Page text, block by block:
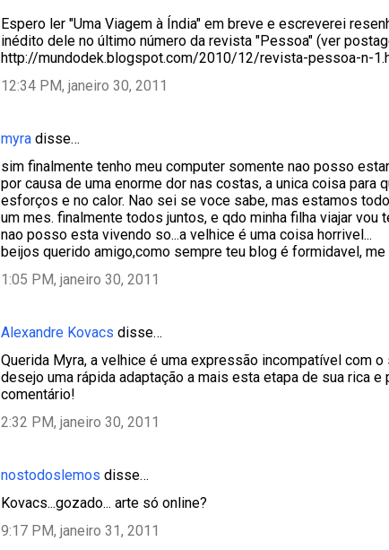
Espero ler "Uma Viagem à Índia" em breve e escreverei
inédito dele no último número da revista "Pessoa" (ver
http://mundodek.blogspot.com/2010/12/revista-pessoa-n-
12:34 PM, janeiro 30, 2011
myra disse…
sim finalmente tenho meu computer somente nao posso
por causa de uma enorme dor nas costas, a unica coisa para
esforços e no calor. Nao sei se voce sabe, mas estamos
um mes. finalmente todos juntos, e qdo minha filha viajar vou
nao posso esta vivendo so...a velhice é uma coisa horrivel...
beijos querido amigo,como sempre teu blog é formidavel, me
1:05 PM, janeiro 30, 2011
Alexandre Kovacs disse…
Querida Myra, a velhice é uma expressão incompatível com
desejo uma rápida adaptação a mais esta etapa de sua rica
comentário!
2:32 PM, janeiro 30, 2011
nostodoslemos disse…
Kovacs...gozado... arte só online?
9:17 PM, janeiro 31, 2011